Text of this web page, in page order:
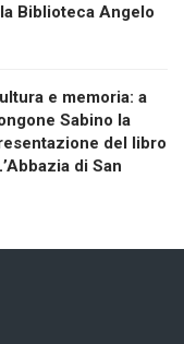
Biblioteca Angelo
e memoria: a
Sabino la
del libro
di San